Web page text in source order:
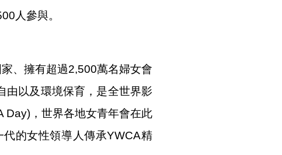
人參與。
、擁有超過2,500萬名婦女會
由以及環境保育，是全世界影
Day)，世界各地女青年會在此
的女性領導人傳承YWCA精